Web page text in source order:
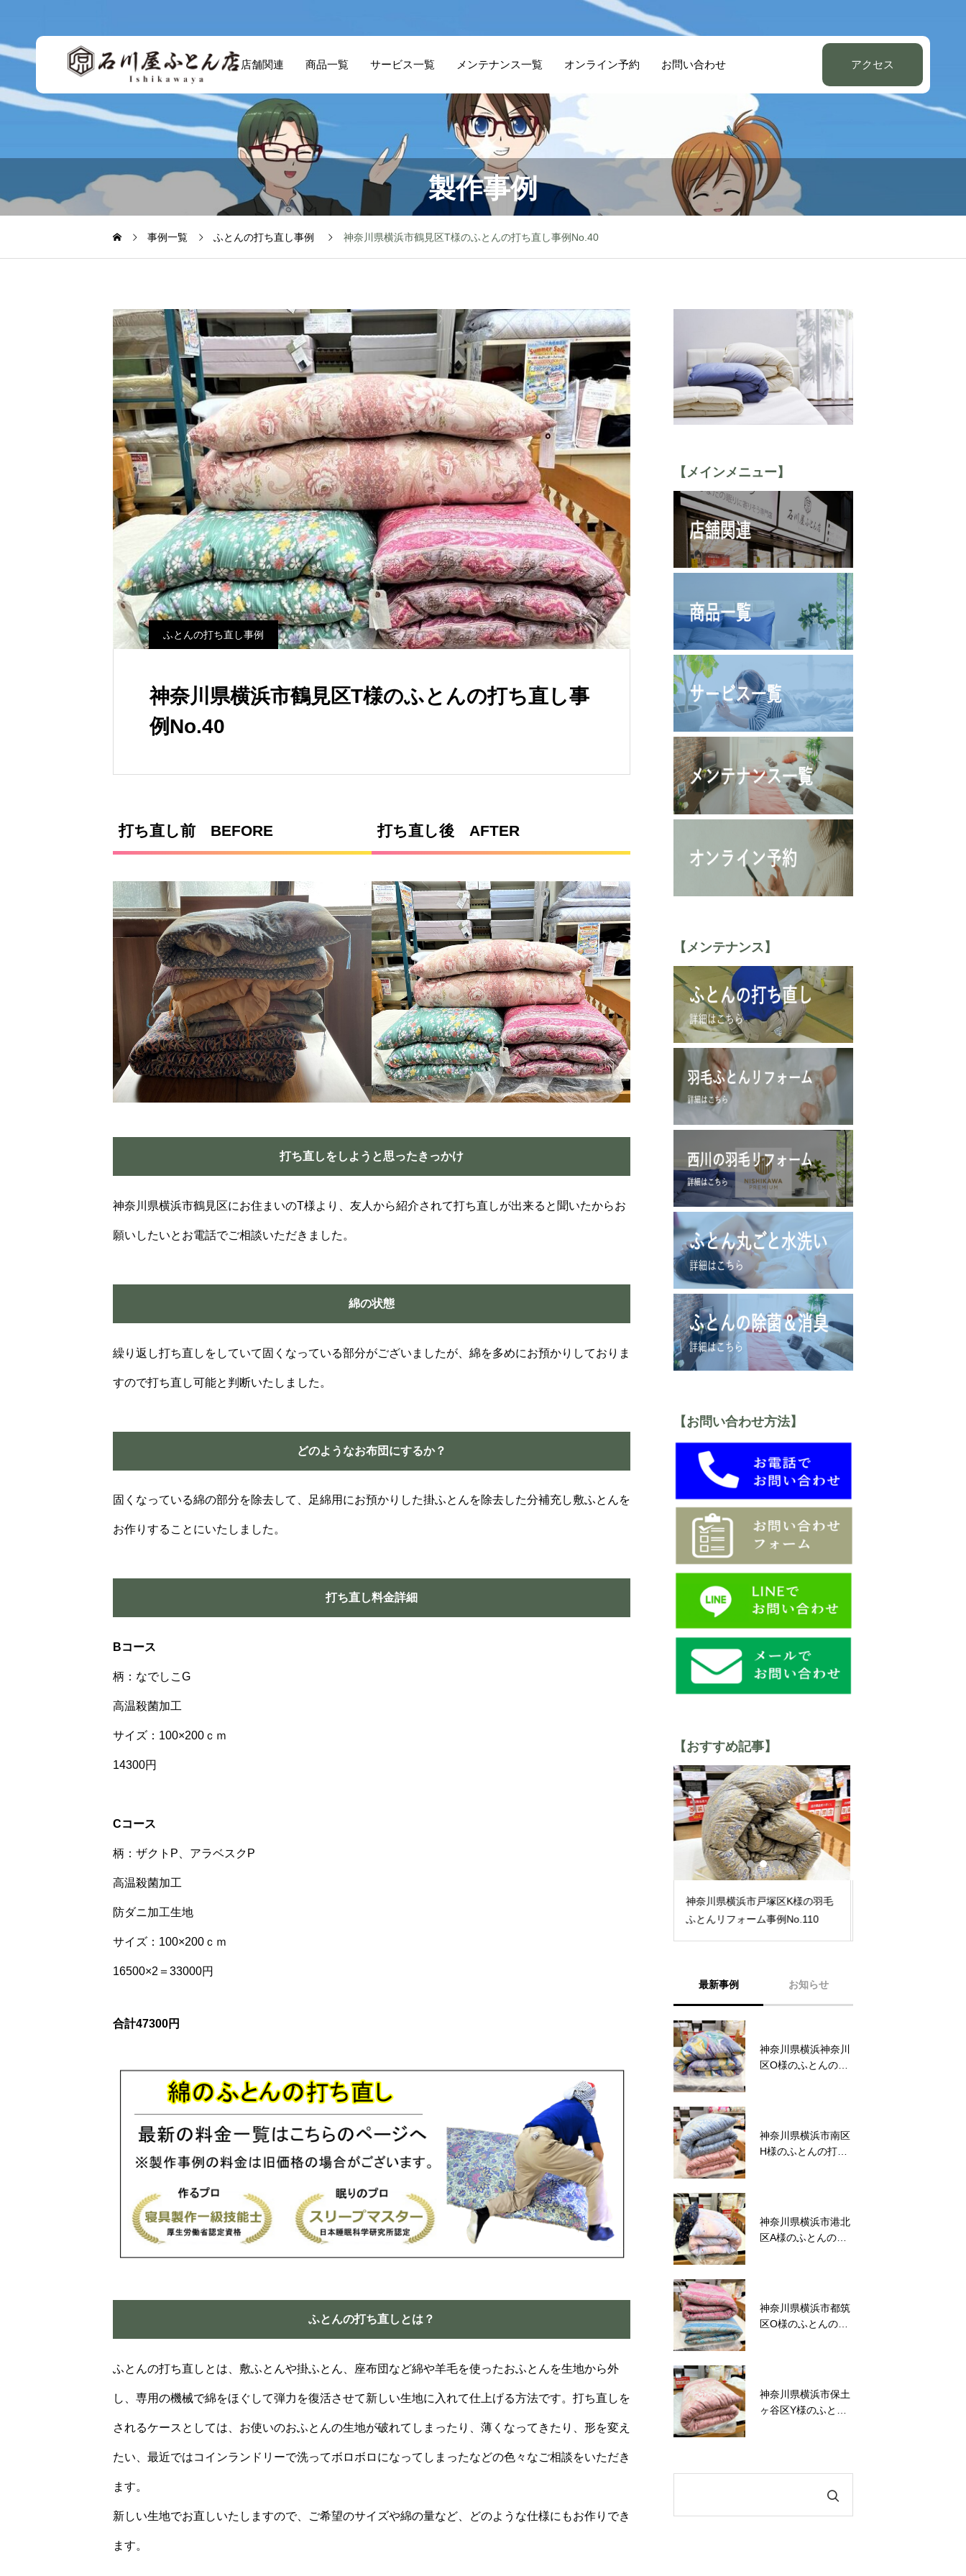
店舗関連 商品一覧 サービス一覧 メンテナンス一覧 オンライン予約 お問い合わせ アクセス
製作事例
事例一覧 ふとんの打ち直し事例 神奈川県横浜市鶴見区T様のふとんの打ち直し事例No.40
ふとんの打ち直し事例
神奈川県横浜市鶴見区T様のふとんの打ち直し事
例No.40
打ち直し前 BEFORE 打ち直し後 AFTER
打ち直しをしようと思ったきっかけ
神奈川県横浜市鶴見区にお住まいのT様より、友人から紹介されて打ち直しが出来ると聞いたからお
願いしたいとお電話でご相談いただきました。
綿の状態
繰り返し打ち直しをしていて固くなっている部分がございましたが、綿を多めにお預かりしておりま
すので打ち直し可能と判断いたしました。
どのようなお布団にするか？
固くなっている綿の部分を除去して、足綿用にお預かりした掛ふとんを除去した分補充し敷ふとんを
お作りすることにいたしました。
打ち直し料金詳細
Bコース
柄：なでしこG
高温殺菌加工
サイズ：100×200ｃｍ
14300円
Cコース
柄：ザクトP、アラベスクP
高温殺菌加工
防ダニ加工生地
サイズ：100×200ｃｍ
16500×2＝33000円
合計47300円
ふとんの打ち直しとは？
ふとんの打ち直しとは、敷ふとんや掛ふとん、座布団など綿や羊毛を使ったおふとんを生地から外
し、専用の機械で綿をほぐして弾力を復活させて新しい生地に入れて仕上げる方法です。打ち直しを
されるケースとしては、お使いのおふとんの生地が破れてしまったり、薄くなってきたり、形を変え
たい、最近ではコインランドリーで洗ってボロボロになってしまったなどの色々なご相談をいただき
ます。
新しい生地でお直しいたしますので、ご希望のサイズや綿の量など、どのような仕様にもお作りでき
ます。
【メインメニュー】
【メンテナンス】
【お問い合わせ方法】
【おすすめ記事】
神奈川県横浜神奈川区O様のふと
んの打ち直し事例No.123
最新事例 お知らせ
神奈川県横浜神奈川
区O様のふとんの打
神奈川県横浜市南区
H様のふとんの打ち
神奈川県横浜市港北
区A様のふとんの打
神奈川県横浜市都筑
区O様のふとんの打
神奈川県横浜市保土
ヶ谷区Y様のふとん
六角橋商店街プレミ
アム商品券完売いた
六角橋商店街プレミ
アム商品券のお知ら
サマーセール2026～
ワクワクドキドキ！
かながわトクトクキ
ャンペーン！『かな
六角橋商店街プレミ
アム商品券のお知ら